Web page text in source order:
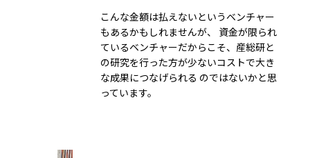
こんな金額は払えないというベンチャー
もあるかもしれませんが、 資金が限られ
ているベンチャーだからこそ、産総研と
の研究を行った方が少ないコストで大き
な成果につなげられる のではないかと思
っています。